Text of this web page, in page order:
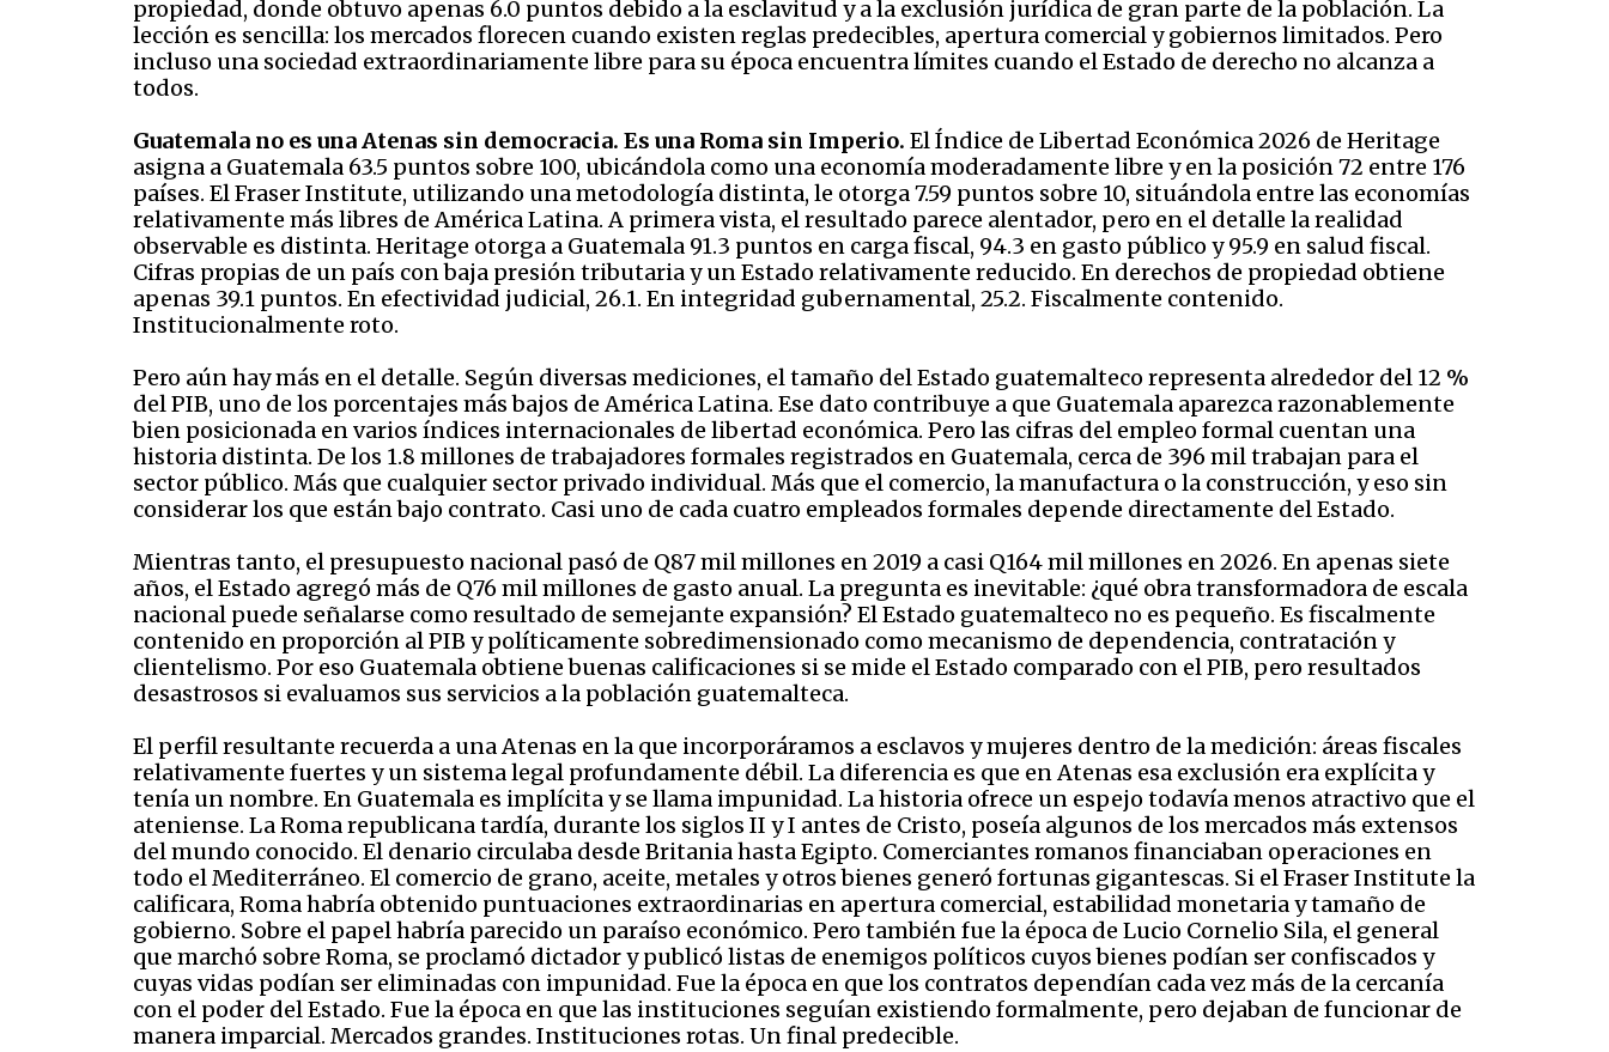
propiedad, donde obtuvo apenas 6.0 puntos debido a la esclavitud y a la exclusión jurídica de gran parte de la población. La
lección es sencilla: los mercados florecen cuando existen reglas predecibles, apertura comercial y gobiernos limitados. Pero
incluso una sociedad extraordinariamente libre para su época encuentra límites cuando el Estado de derecho no alcanza a
todos.
Guatemala no es una Atenas sin democracia. Es una Roma sin Imperio. El Índice de Libertad Económica 2026 de Heritage
asigna a Guatemala 63.5 puntos sobre 100, ubicándola como una economía moderadamente libre y en la posición 72 entre 176
países. El Fraser Institute, utilizando una metodología distinta, le otorga 7.59 puntos sobre 10, situándola entre las economías
relativamente más libres de América Latina. A primera vista, el resultado parece alentador, pero en el detalle la realidad
observable es distinta. Heritage otorga a Guatemala 91.3 puntos en carga fiscal, 94.3 en gasto público y 95.9 en salud fiscal.
Cifras propias de un país con baja presión tributaria y un Estado relativamente reducido. En derechos de propiedad obtiene
apenas 39.1 puntos. En efectividad judicial, 26.1. En integridad gubernamental, 25.2. Fiscalmente contenido.
Institucionalmente roto.
Pero aún hay más en el detalle. Según diversas mediciones, el tamaño del Estado guatemalteco representa alrededor del 12 %
del PIB, uno de los porcentajes más bajos de América Latina. Ese dato contribuye a que Guatemala aparezca razonablemente
bien posicionada en varios índices internacionales de libertad económica. Pero las cifras del empleo formal cuentan una
historia distinta. De los 1.8 millones de trabajadores formales registrados en Guatemala, cerca de 396 mil trabajan para el
sector público. Más que cualquier sector privado individual. Más que el comercio, la manufactura o la construcción, y eso sin
considerar los que están bajo contrato. Casi uno de cada cuatro empleados formales depende directamente del Estado.
Mientras tanto, el presupuesto nacional pasó de Q87 mil millones en 2019 a casi Q164 mil millones en 2026. En apenas siete
años, el Estado agregó más de Q76 mil millones de gasto anual. La pregunta es inevitable: ¿qué obra transformadora de escala
nacional puede señalarse como resultado de semejante expansión? El Estado guatemalteco no es pequeño. Es fiscalmente
contenido en proporción al PIB y políticamente sobredimensionado como mecanismo de dependencia, contratación y
clientelismo. Por eso Guatemala obtiene buenas calificaciones si se mide el Estado comparado con el PIB, pero resultados
desastrosos si evaluamos sus servicios a la población guatemalteca.
El perfil resultante recuerda a una Atenas en la que incorporáramos a esclavos y mujeres dentro de la medición: áreas fiscales
relativamente fuertes y un sistema legal profundamente débil. La diferencia es que en Atenas esa exclusión era explícita y
tenía un nombre. En Guatemala es implícita y se llama impunidad. La historia ofrece un espejo todavía menos atractivo que el
ateniense. La Roma republicana tardía, durante los siglos II y I antes de Cristo, poseía algunos de los mercados más extensos
del mundo conocido. El denario circulaba desde Britania hasta Egipto. Comerciantes romanos financiaban operaciones en
todo el Mediterráneo. El comercio de grano, aceite, metales y otros bienes generó fortunas gigantescas. Si el Fraser Institute la
calificara, Roma habría obtenido puntuaciones extraordinarias en apertura comercial, estabilidad monetaria y tamaño de
gobierno. Sobre el papel habría parecido un paraíso económico. Pero también fue la época de Lucio Cornelio Sila, el general
que marchó sobre Roma, se proclamó dictador y publicó listas de enemigos políticos cuyos bienes podían ser confiscados y
cuyas vidas podían ser eliminadas con impunidad. Fue la época en que los contratos dependían cada vez más de la cercanía
con el poder del Estado. Fue la época en que las instituciones seguían existiendo formalmente, pero dejaban de funcionar de
manera imparcial. Mercados grandes. Instituciones rotas. Un final predecible.